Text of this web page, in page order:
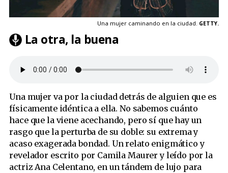
Una mujer caminando en la ciudad. GETTY.
La otra, la buena
Una mujer va por la ciudad detrás de alguien que es
físicamente idéntica a ella. No sabemos cuánto
hace que la viene acechando, pero sí que hay un
rasgo que la perturba de su doble: su extrema y
acaso exagerada bondad. Un relato enigmático y
revelador escrito por Camila Maurer y leído por la
actriz Ana Celentano, en un tándem de lujo para